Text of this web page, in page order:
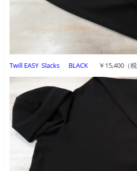
Twill EASY Slacks BLACK ￥15,400（税